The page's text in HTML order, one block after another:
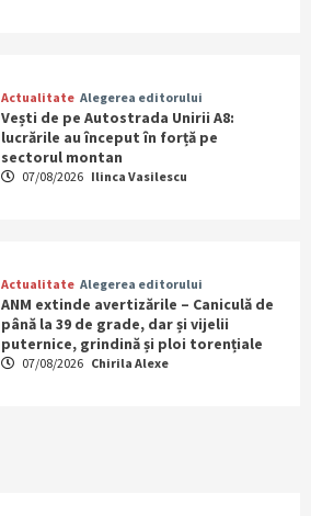
Actualitate Alegerea editorului
Vești de pe Autostrada Unirii A8:
lucrările au început în forță pe
sectorul montan
07/08/2026 Ilinca Vasilescu
Actualitate Alegerea editorului
ANM extinde avertizările – Caniculă de
până la 39 de grade, dar și vijelii
puternice, grindină și ploi torențiale
07/08/2026 Chirila Alexe